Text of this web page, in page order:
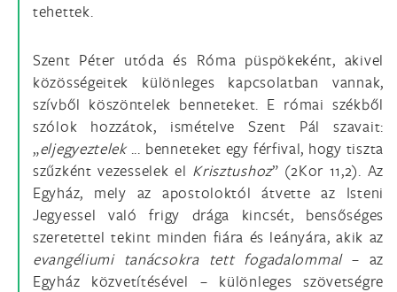
tehettek.
Szent Péter utóda és Róma püspökeként, akivel
közösségeitek különleges kapcsolatban vannak,
szívből köszöntelek benneteket. E római székből
szólok hozzátok, ismételve Szent Pál szavait:
„eljegyeztelek... benneteket egy férfival, hogy tiszta
szűzként vezesselek el Krisztushoz” (2Kor 11,2). Az
Egyház, mely az apostoloktól átvette az Isteni
Jegyessel való frigy drága kincsét, bensőséges
szeretettel tekint minden fiára és leányára, akik az
evangéliumi tanácsokra tett fogadalommal– az
Egyház közvetítésével – különleges szövetségre